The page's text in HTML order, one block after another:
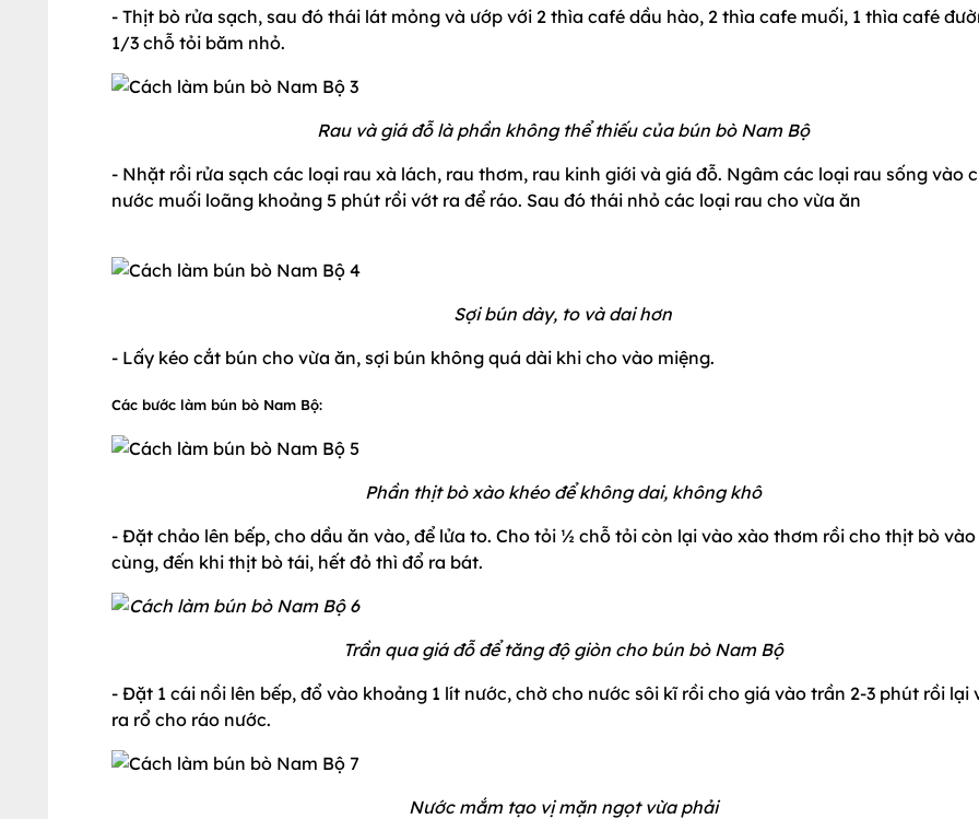
- Thịt bò rửa sạch, sau đó thái lát mỏng và ướp với 2 thìa café dầu hào, 2 thìa cafe muối, 1 thìa café
1/3 chỗ tỏi băm nhỏ.
Rau và giá đỗ là phần không thể thiếu của bún bò Nam Bộ
- Nhặt rồi rửa sạch các loại rau xà lách, rau thơm, rau kinh giới và giá đỗ. Ngâm các loại rau sống vào
nước muối loãng khoảng 5 phút rồi vớt ra để ráo. Sau đó thái nhỏ các loại rau cho vừa ăn
Sợi bún dày, to và dai hơn
- Lấy kéo cắt bún cho vừa ăn, sợi bún không quá dài khi cho vào miệng.
Các bước làm bún bò Nam Bộ:
Phần thịt bò xào khéo để không dai, không khô
- Đặt chảo lên bếp, cho dầu ăn vào, để lửa to. Cho tỏi ½ chỗ tỏi còn lại vào xào thơm rồi cho thịt bò
cùng, đến khi thịt bò tái, hết đỏ thì đổ ra bát.
Trần qua giá đỗ để tăng độ giòn cho bún bò Nam Bộ
- Đặt 1 cái nồi lên bếp, đổ vào khoảng 1 lít nước, chờ cho nước sôi kĩ rồi cho giá vào trần 2-3 phút rồi lại
ra rổ cho ráo nước.
Nước mắm tạo vị mặn ngọt vừa phải